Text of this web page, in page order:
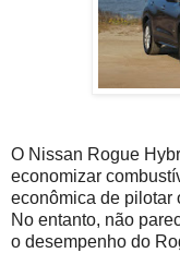
O Nissan Rogue
economizar
econômica de pilotar
No entanto, não
o desempenho do